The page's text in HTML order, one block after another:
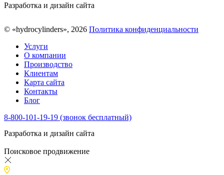
Разработка и дизайн сайта
© «hydrocylinders», 2026 Политика конфиденциальности
Услуги
О компании
Производство
Клиентам
Карта сайта
Контакты
Блог
8-800-101-19-19 (звонок бесплатный)
Разработка и дизайн сайта
Поисковое продвижение